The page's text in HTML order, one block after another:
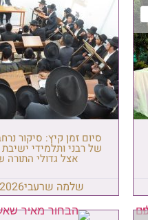
סיום זמן קיץ: סיקור
של רבני ותלמידי
אצל גדולי התורה
שלמה שרעבי